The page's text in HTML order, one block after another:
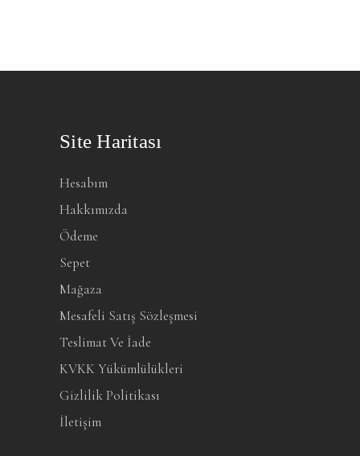
Site Haritası
Hesabım
Hakkımızda
Ödeme
Sepet
Mağaza
Mesafeli Satış Sözleşmesi
Teslimat Ve İade
KVKK Yükümlülükleri
Gizlilik Politikası
İletişim